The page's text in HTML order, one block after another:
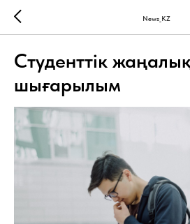
News_KZ
Студенттік
шығарылым